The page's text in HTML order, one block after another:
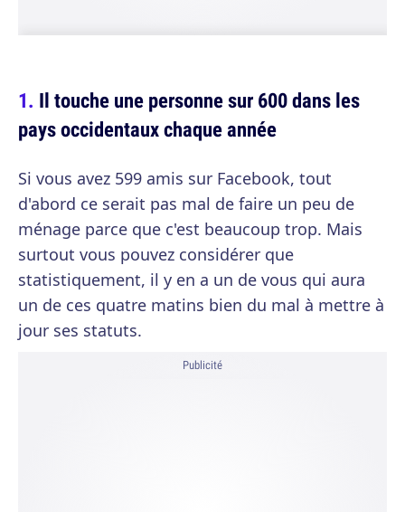
Il touche une personne sur 600 dans les
pays occidentaux chaque année
Si vous avez 599 amis sur Facebook, tout
d'abord ce serait pas mal de faire un peu de
ménage parce que c'est beaucoup trop. Mais
surtout vous pouvez considérer que
statistiquement, il y en a un de vous qui aura
un de ces quatre matins bien du mal à mettre à
jour ses statuts.
Publicité